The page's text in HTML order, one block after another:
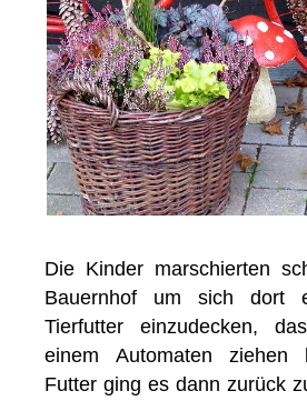
Die Kinder marschierten
Bauernhof um sich dort
Tierfutter einzudecken,
einem Automaten
Futter ging es dann zurück